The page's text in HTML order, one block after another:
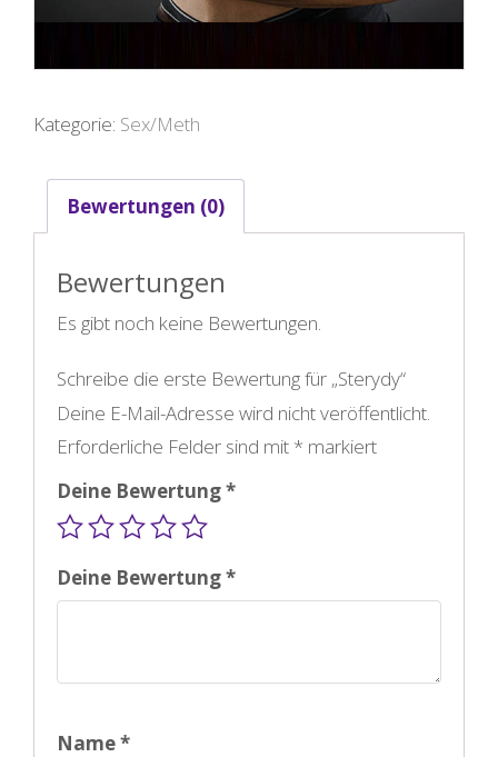
Kategorie: Sex/Meth
Bewertungen (0)
Bewertungen
Es gibt noch keine Bewertungen.
Schreibe die erste Bewertung für „Sterydy“
Deine E-Mail-Adresse wird nicht veröffentlicht.
Erforderliche Felder sind mit * markiert
Deine Bewertung*
Deine Bewertung*
Name*